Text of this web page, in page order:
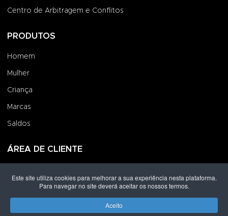
Centro de Arbitragem e Conflitos
PRODUTOS
Homem
Mulher
Criança
Marcas
Saldos
ÁREA DE CLIENTE
Criar uma Conta
Este site utiliza cookies para melhorar a sua experiência nesta plataforma.
Para navegar no site deverá aceitar os nossos termos.
Aceito